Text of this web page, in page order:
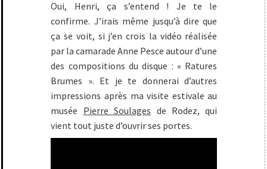
Oui, Henri, ça s’entend ! Je te le
confirme. J’irais même jusqu’à dire que
ça se voit, si j’en crois la vidéo réalisée
par la camarade Anne Pesce autour d’une
des compositions du disque : « Ratures
Brumes ». Et je te donnerai d’autres
impressions après ma visite estivale au
musée Pierre Soulages de Rodez, qui
vient tout juste d’ouvrir ses portes.